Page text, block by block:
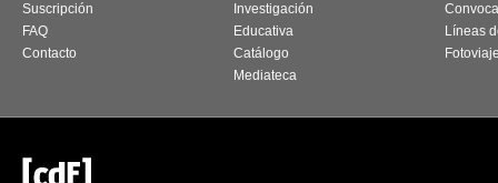
Suscripción
FAQ
Contacto
Investigación
Educativa
Catálogo
Mediateca
Líneas